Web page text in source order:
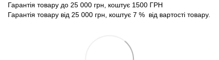
Гарантія товару до 25 000 грн, коштує 1500 ГРН
Гарантія товару від 25 000 грн, коштує 7 % від вартості товару.